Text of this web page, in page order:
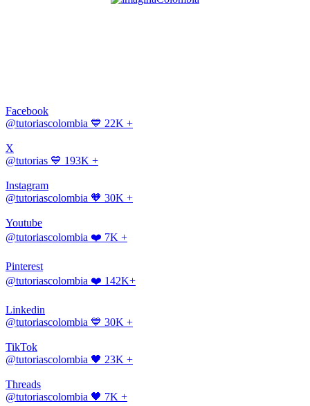
Facebook
@tutoriascolombia 💙 22K +
X
@tutorias 💙 193K +
Instagram
@tutoriascolombia 🧡 30K +
Youtube
@tutoriascolombia ❤️ 7K +
Pinterest
@tutoriascolombia ❤️ 142K+
Linkedin
@tutoriascolombia 💙 30K +
TikTok
@tutoriascolombia 🖤 23K +
Threads
@tutoriascolombia 🖤 7K +